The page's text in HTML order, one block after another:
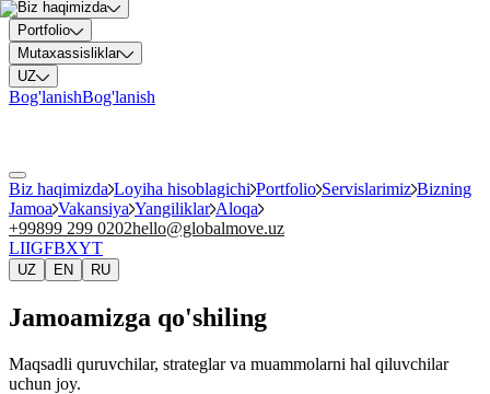
Biz haqimizda
Portfolio
Mutaxassisliklar
UZ
Bog'lanishBog'lanish
Biz haqimizda Loyiha hisoblagichi Portfolio Servislarimiz Bizning
Jamoa Vakansiya Yangiliklar Aloqa
+99899 299 0202hello@globalmove.uz
LIIGFBXYT
UZ EN RU
Jamoamizga qo'shiling
Maqsadli quruvchilar, strateglar va muammolarni hal qiluvchilar
uchun joy.